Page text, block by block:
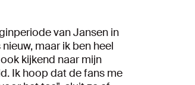
van Jansen in
maar ik ben heel
kijkend naar mijn
Ik hoop dat de fans me